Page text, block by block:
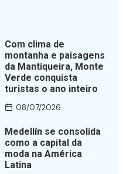
Com clima de
montanha e paisagens
da Mantiqueira, Monte
Verde conquista
turistas o ano inteiro
08/07/2026
Medellín se consolida
como a capital da
moda na América
Latina